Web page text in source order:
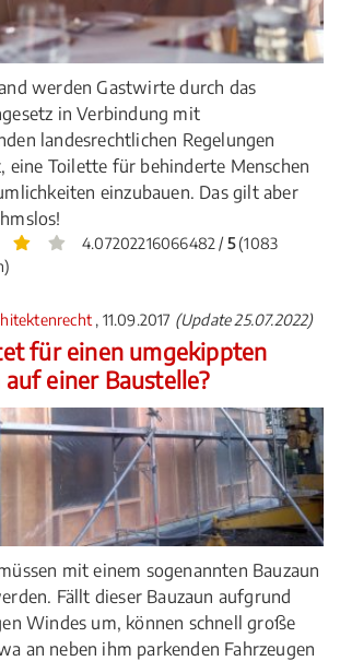
werden Gastwirte durch das
in Verbindung mit
landesrechtlichen Regelungen
eine Toilette für behinderte Menschen
einzubauen. Das gilt aber
4.07202216066482 / 5(1083
, 11.09.2017 (Update 25.07.2022)
für einen umgekippten
auf einer Baustelle?
mit einem sogenannten Bauzaun
Fällt dieser Bauzaun aufgrund
Windes um, können schnell große
an neben ihm parkenden Fahrzeugen